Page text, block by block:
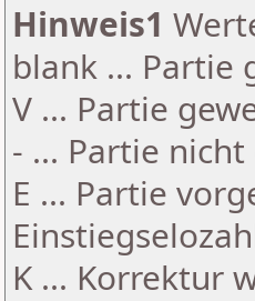
Hinweis1
blank ... Partie
V ... Partie
- ... Partie
E ... Partie
K ... Korrektur